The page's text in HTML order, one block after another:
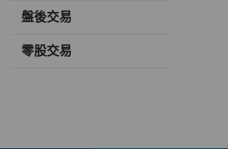
盤後交易
零股交易